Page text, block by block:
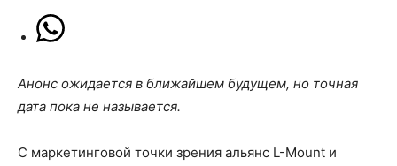
Анонс ожидается в ближайшем будущем, но точная
дата пока не называется.
С маркетинговой точки зрения альянс L-Mount и